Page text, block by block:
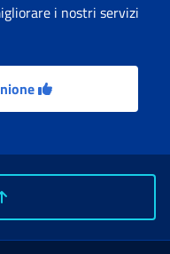
i nostri servizi